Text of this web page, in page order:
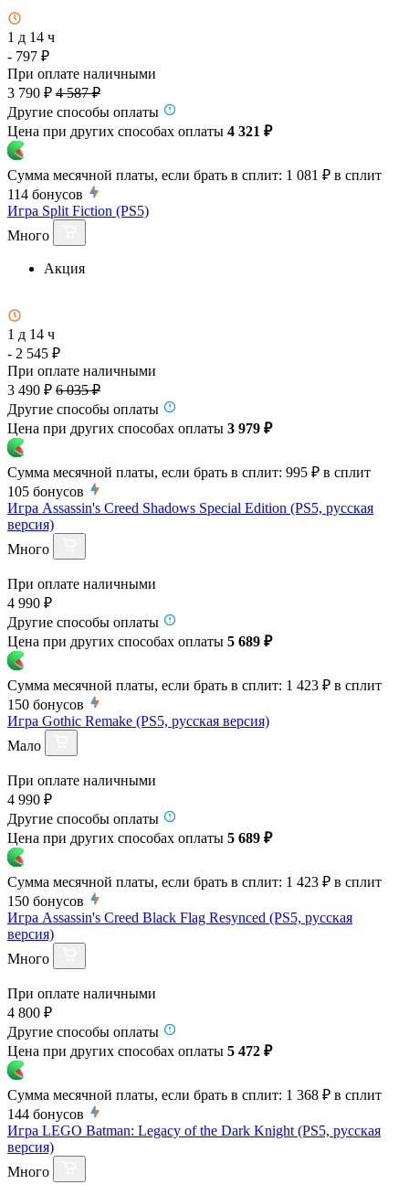
1 д 14 ч
- 797 ₽
При оплате наличными
3 790 ₽ 4 587 ₽
Другие способы оплаты
Цена при других способах оплаты 4 321 ₽
Сумма месячной платы, если брать в сплит: 1 081 ₽ в сплит
114 бонусов
Игра Split Fiction (PS5)
Много
Акция
1 д 14 ч
- 2 545 ₽
При оплате наличными
3 490 ₽ 6 035 ₽
Другие способы оплаты
Цена при других способах оплаты 3 979 ₽
Сумма месячной платы, если брать в сплит: 995 ₽ в сплит
105 бонусов
Игра Assassin's Creed Shadows Special Edition (PS5, русская
версия)
Много
При оплате наличными
4 990 ₽
Другие способы оплаты
Цена при других способах оплаты 5 689 ₽
Сумма месячной платы, если брать в сплит: 1 423 ₽ в сплит
150 бонусов
Игра Gothic Remake (PS5, русская версия)
Мало
При оплате наличными
4 990 ₽
Другие способы оплаты
Цена при других способах оплаты 5 689 ₽
Сумма месячной платы, если брать в сплит: 1 423 ₽ в сплит
150 бонусов
Игра Assassin's Creed Black Flag Resynced (PS5, русская
версия)
Много
При оплате наличными
4 800 ₽
Другие способы оплаты
Цена при других способах оплаты 5 472 ₽
Сумма месячной платы, если брать в сплит: 1 368 ₽ в сплит
144 бонусов
Игра LEGO Batman: Legacy of the Dark Knight (PS5, русская
версия)
Много